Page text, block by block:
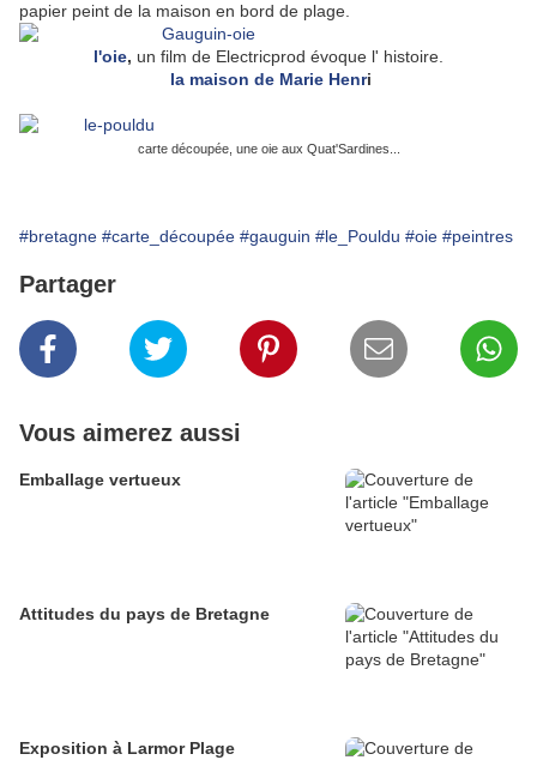
papier peint de la maison en bord de plage.
l'oie, un film de Electricprod évoque l' histoire.
la maison de Marie Henri
carte découpée, une oie aux Quat'Sardines...
#bretagne #carte_découpée #gauguin #le_Pouldu #oie #peintres
Partager
Vous aimerez aussi
Emballage vertueux
Attitudes du pays de Bretagne
Exposition à Larmor Plage